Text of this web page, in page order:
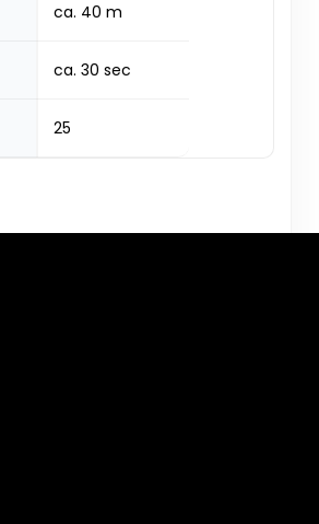
ca. 40 m
ca. 30 sec
25